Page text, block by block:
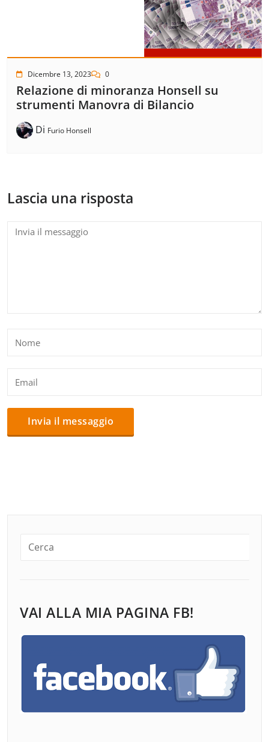
Dicembre 13, 2023 0
Relazione di minoranza Honsell su
strumenti Manovra di Bilancio
Di Furio Honsell
Lascia una risposta
VAI ALLA MIA PAGINA FB!